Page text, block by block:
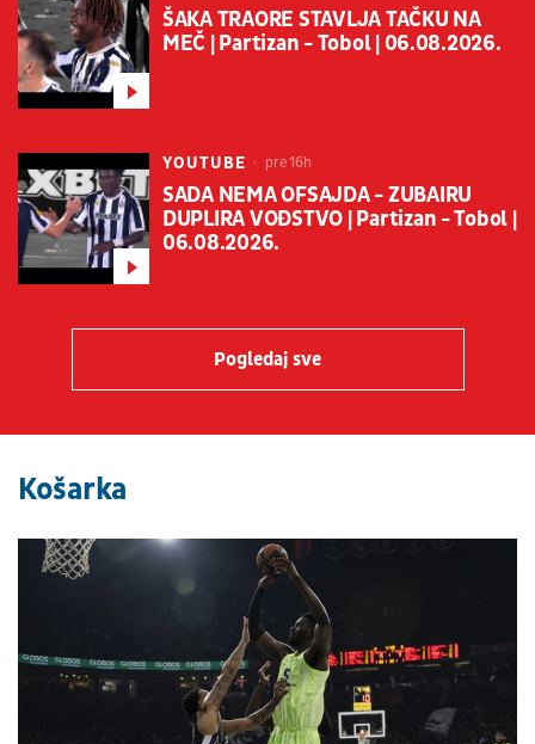
ŠAKA TRAORE STAVLJA TAČKU NA
MEČ | Partizan - Tobol | 06.08.2026.
YOUTUBE pre 16h
SADA NEMA OFSAJDA - ZUBAIRU
DUPLIRA VOĐSTVO | Partizan - Tobol |
06.08.2026.
Pogledaj sve
Košarka